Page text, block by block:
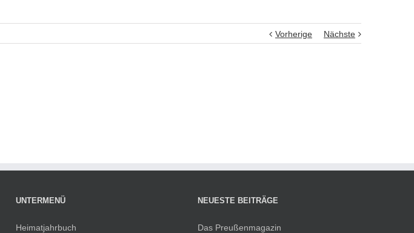
Vorherige Nächste
UNTERMENÜ
Heimatjahrbuch
NEUESTE BEITRÄGE
Das Preußenmagazin